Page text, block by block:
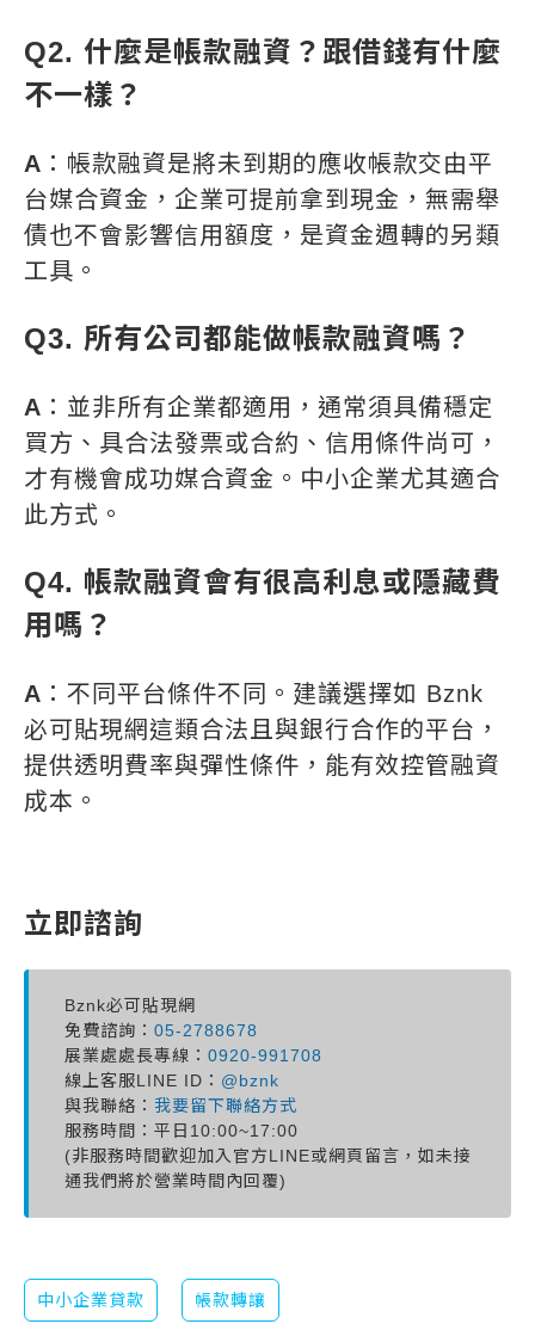
Q2. 什麼是帳款融資？跟借錢有什麼
不一樣？
A ：帳款融資是將未到期的應收帳款交由平
台媒合資金，企業可提前拿到現金，無需舉
債也不會影響信用額度，是資金週轉的另類
工具。
Q3. 所有公司都能做帳款融資嗎？
A ：並非所有企業都適用，通常須具備穩定
買方、具合法發票或合約、信用條件尚可，
才有機會成功媒合資金。中小企業尤其適合
此方式。
Q4. 帳款融資會有很高利息或隱藏費
用嗎？
A ：不同平台條件不同。建議選擇如 Bznk
必可貼現網這類合法且與銀行合作的平台，
提供透明費率與彈性條件，能有效控管融資
成本。
立即諮詢
Bznk必可貼現網
免費諮詢： 05-2788678
展業處處長專線： 0920-991708
線上客服LINE ID： @bznk
與我聯絡： 我要留下聯絡方式
服務時間：平日10:00~17:00
(非服務時間歡迎加入官方LINE或網頁留言，如未接
通我們將於營業時間內回覆)
中小企業貸款 帳款轉讓